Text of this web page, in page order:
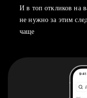
И в топ откликов на
не нужно за этим
чаще